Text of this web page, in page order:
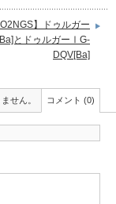
】ドゥルガー
とドゥルガーⅠG-
DQV[Ba]
せん。 コメント (0)